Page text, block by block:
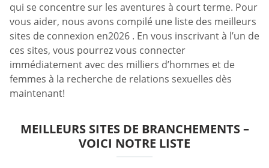
qui se concentre sur les aventures à court terme. Pour
vous aider, nous avons compilé une liste des meilleurs
sites de connexion en2026 . En vous inscrivant à l’un de
ces sites, vous pourrez vous connecter
immédiatement avec des milliers d’hommes et de
femmes à la recherche de relations sexuelles dès
maintenant!
MEILLEURS SITES DE BRANCHEMENTS –
VOICI NOTRE LISTE